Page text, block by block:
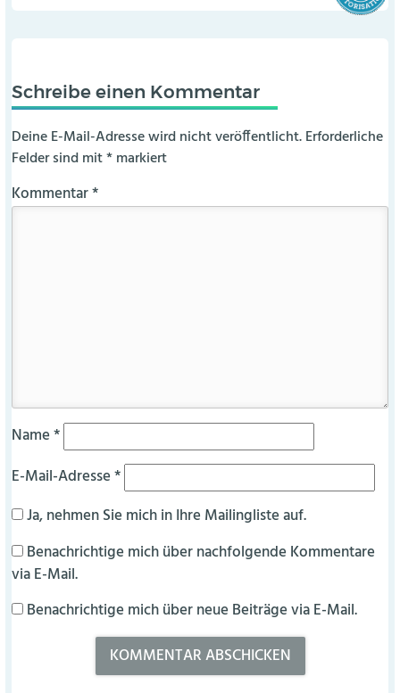
Schreibe einen Kommentar
Deine E-Mail-Adresse wird nicht veröffentlicht. Erforderliche
Felder sind mit*markiert
Kommentar*
Name*
E-Mail-Adresse*
Ja, nehmen Sie mich in Ihre Mailingliste auf.
Benachrichtige mich über nachfolgende Kommentare
via E-Mail.
Benachrichtige mich über neue Beiträge via E-Mail.